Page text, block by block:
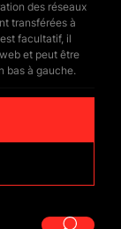
en
production et
Asfaltı
1
des réseaux
transférées à
facultatif, il
et peut être
bas à gauche.